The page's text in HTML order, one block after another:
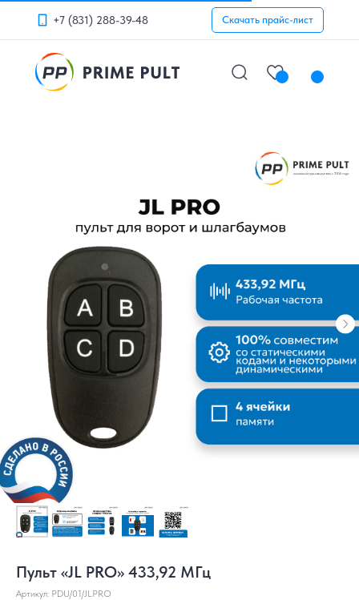
+7 (831) 288-39-48 Скачать прайс-лист
Пульт «JL PRO» 433,92 МГц
Артикул: PDU/01/JLPRO